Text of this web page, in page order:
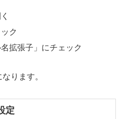
ク
拡張子」にチェック
ります。
定